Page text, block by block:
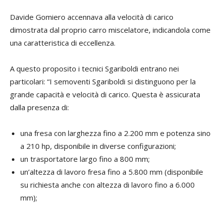
Davide Gomiero accennava alla velocità di carico
dimostrata dal proprio carro miscelatore, indicandola come
una caratteristica di eccellenza.
A questo proposito i tecnici Sgariboldi entrano nei
particolari: “I semoventi Sgariboldi si distinguono per la
grande capacità e velocità di carico. Questa è assicurata
dalla presenza di:
una fresa con larghezza fino a 2.200 mm e potenza sino
a 210 hp, disponibile in diverse configurazioni;
un trasportatore largo fino a 800 mm;
un’altezza di lavoro fresa fino a 5.800 mm (disponibile
su richiesta anche con altezza di lavoro fino a 6.000
mm);